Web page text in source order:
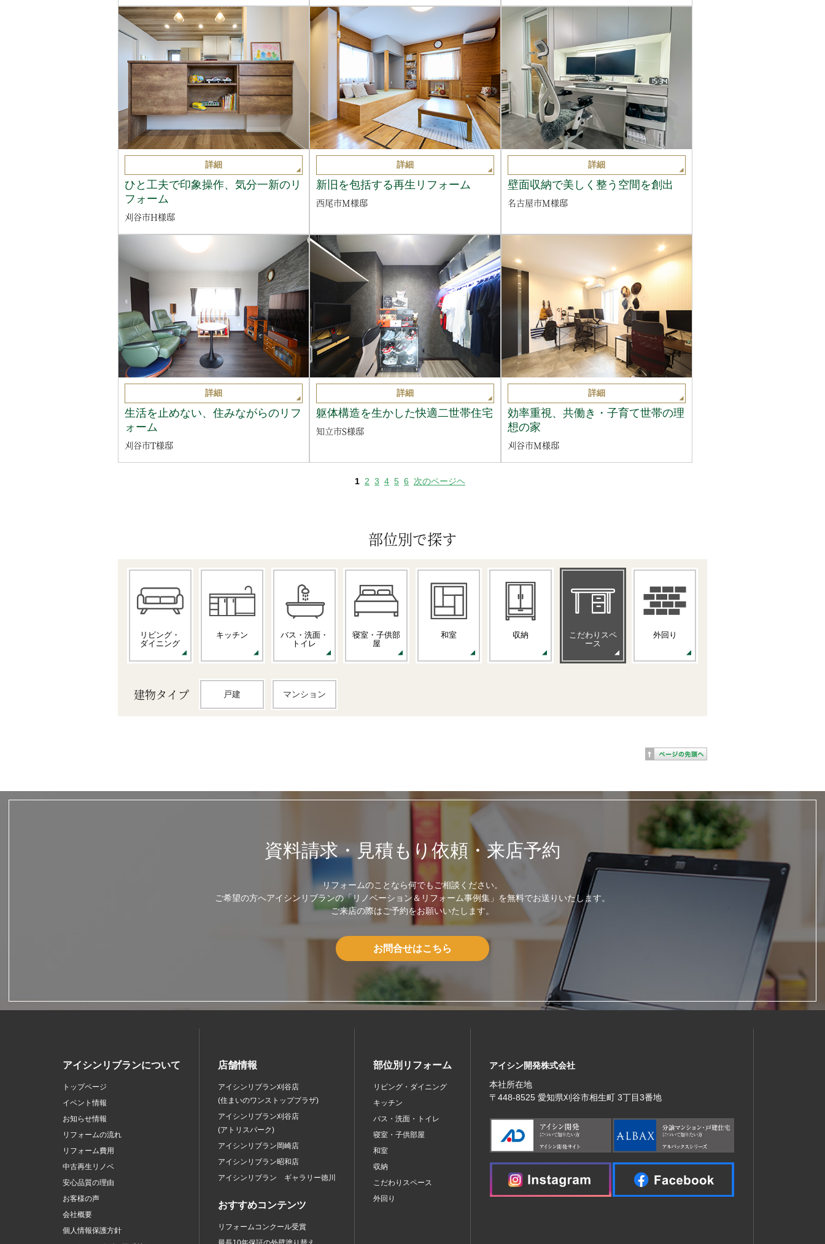
部位別で探す
リビング・
ダイニング
キッチン
バス・洗面・
トイレ
寝室・子供部
屋
和室 収納
こだわりスペ
ース
外回り
建物タイプ 戸建 マンション
詳細
ひと工夫で印象操作、気分一新のリ
フォーム
刈谷市H様邸
詳細
新旧を包括する再生リフォーム
西尾市M様邸
詳細
壁面収納で美しく整う空間を創出
名古屋市M様邸
詳細
生活を止めない、住みながらのリフ
ォーム
刈谷市T様邸
詳細
躯体構造を生かした快適二世帯住宅
知立市S様邸
詳細
効率重視、共働き・子育て世帯の理
想の家
刈谷市M様邸
1 2 3 4 5 6 次のページヘ
資料請求・見積もり依頼・来店予約
リフォームのことなら何でもご相談ください。
ご希望の方へアイシンリブランの「リノベーション＆リフォーム事例集」を無料でお送りいたします。
ご来店の際はご予約をお願いいたします。
お問合せはこちら
アイシンリブランについて
トップページ
イベント情報
お知らせ情報
リフォームの流れ
リフォーム費用
中古再生リノベ
安心品質の理由
お客様の声
会社概要
個人情報保護方針
店舗情報
アイシンリブラン刈谷店
(住まいのワンストッププラザ)
アイシンリブラン刈谷店
(アトリスパーク)
アイシンリブラン岡崎店
アイシンリブラン昭和店
アイシンリブラン ギャラリー徳川
おすすめコンテンツ
リフォームコンクール受賞
部位別リフォーム
リビング・ダイニング
キッチン
バス・洗面・トイレ
寝室・子供部屋
和室
収納
こだわりスペース
外回り
アイシン開発株式会社
本社所在地
〒448‐8525 愛知県刈谷市相生町 3丁目3番地